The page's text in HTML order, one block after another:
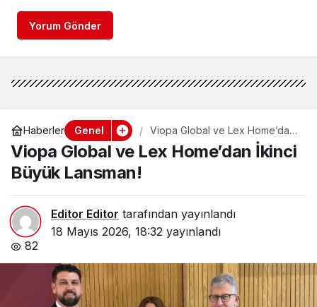
Yorum Gönder
Haberler Genel
Viopa Global ve Lex Home’dan
Viopa Global ve Lex Home’dan İkinci
Büyük Lansman!
Editor Editor tarafından yayınlandı
18 Mayıs 2026, 18:32 yayınlandı
82